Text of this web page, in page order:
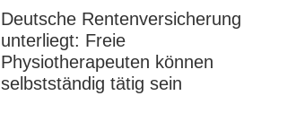
Deutsche Rentenversicherung
unterliegt: Freie
Physiotherapeuten können
selbstständig tätig sein